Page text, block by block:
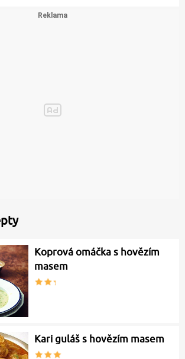
Koprová omáčka s hovězím
masem
Kari guláš s hovězím masem